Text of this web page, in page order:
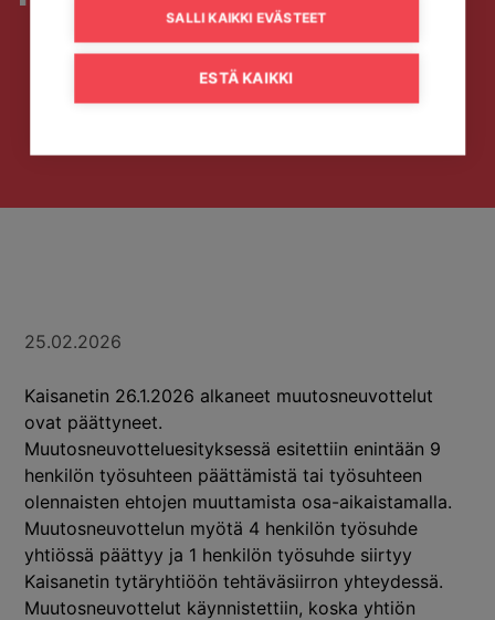
25.02.2026
Kaisanetin 26.1.2026 alkaneet muutosneuvottelut
ovat päättyneet.
Muutosneuvotteluesityksessä esitettiin enintään 9
henkilön työsuhteen päättämistä tai työsuhteen
olennaisten ehtojen muuttamista osa-aikaistamalla.
Muutosneuvottelun myötä 4 henkilön työsuhde
yhtiössä päättyy ja 1 henkilön työsuhde siirtyy
Kaisanetin tytäryhtiöön tehtäväsiirron yhteydessä.
Muutosneuvottelut käynnistettiin, koska yhtiön
SALLI KAIKKI EVÄSTEET
ESTÄ KAIKKI